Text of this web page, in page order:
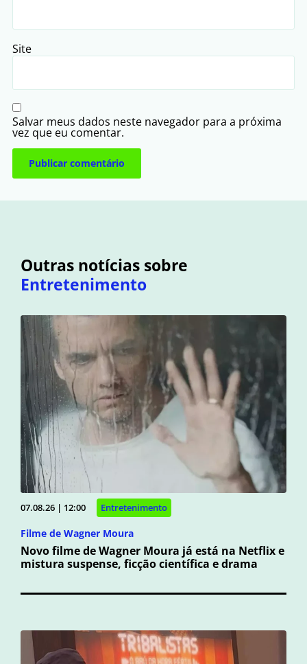
Site
Salvar meus dados neste navegador para a próxima
vez que eu comentar.
Outras notícias sobre
Entretenimento
07.08.26 | 12:00 Entretenimento
Filme de Wagner Moura
Novo filme de Wagner Moura já está na Netflix e
mistura suspense, ficção científica e drama